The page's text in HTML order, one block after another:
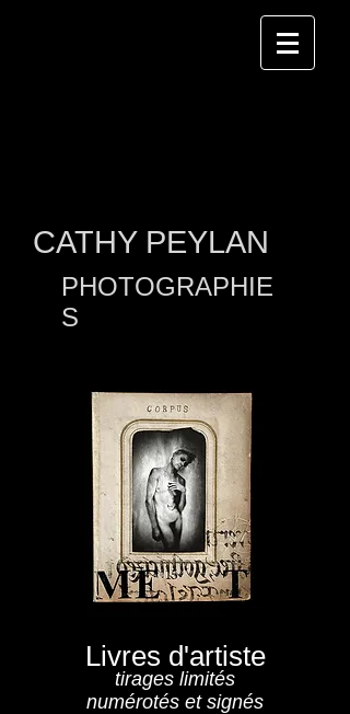
CATHY PEYLAN
PHOTOGRAPHIE
S
Livres d'artiste
tirages limités
numérotés et signés